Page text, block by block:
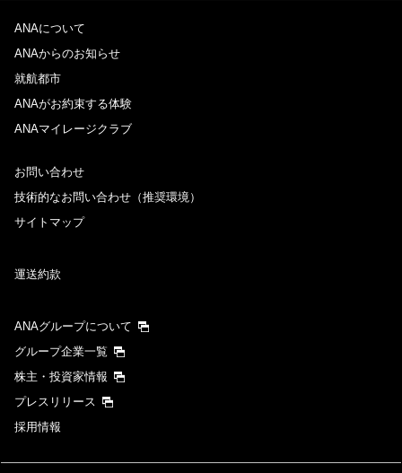
ANAについて
ANAからのお知らせ
就航都市
ANAがお約束する体験
ANAマイレージクラブ
お問い合わせ
技術的なお問い合わせ（推奨環境）
サイトマップ
運送約款
ANAグループについて
グループ企業一覧
株主・投資家情報
プレスリリース
採用情報